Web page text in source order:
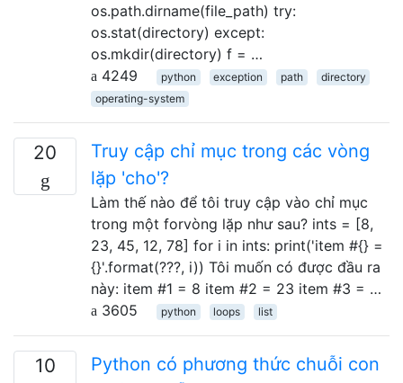
os.path.dirname(file_path) try:
os.stat(directory) except:
os.mkdir(directory) f = …
4249
python exception path
directory
operating-system
20
Truy cập chỉ mục trong các vòng
lặp 'cho'?
Làm thế nào để tôi truy cập vào chỉ mục
trong một forvòng lặp như sau? ints = [8,
23, 45, 12, 78] for i in ints: print('item #{} =
{}'.format(???, i)) Tôi muốn có được đầu ra
này: item #1 = 8 item #2 = 23 item #3 = …
3605
python loops list
10
Python có phương thức chuỗi con